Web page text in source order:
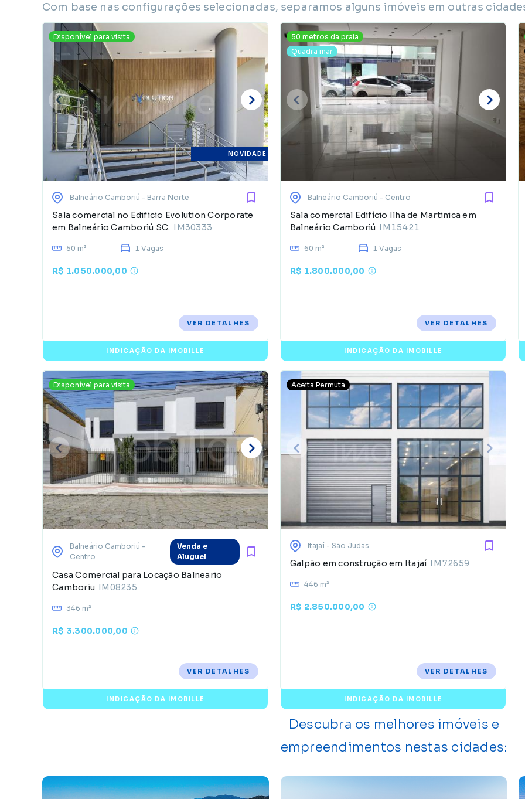
Com base nas configurações selecionadas, separamos alguns imóveis em outras
Disponível para visita
NOVIDADE
Balneário Camboriú - Barra Norte
Sala comercial no Edificio Evolution Corporate
em Balneário Camboriú SC. IM30333
50 m² 1 Vagas
R$ 1.050.000,00
VER DETALHES
INDICAÇÃO DA IMOBILLE
50 metros da praia
Quadra mar
Balneário Camboriú - Centro
Sala comercial Edifício Ilha de Martinica em
Balneário Camboriú IM15421
60 m² 1 Vagas
R$ 1.800.000,00
VER DETALHES
INDICAÇÃO DA IMOBILLE
Disponível para visita
Balneário Camboriú -
Centro
Venda e
Aluguel
Casa Comercial para Locação Balneario
Camboriu IM08235
346 m²
R$ 3.300.000,00
VER DETALHES
INDICAÇÃO DA IMOBILLE
Aceita Permuta
Itajaí - São Judas
Galpão em construção em Itajaí IM72659
446 m²
R$ 2.850.000,00
VER DETALHES
INDICAÇÃO DA IMOBILLE
Descubra os melhores imóveis e
empreendimentos nestas cidades: